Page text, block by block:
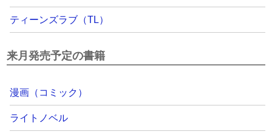
ティーンズラブ（TL）
来月発売予定の書籍
漫画（コミック）
ライトノベル